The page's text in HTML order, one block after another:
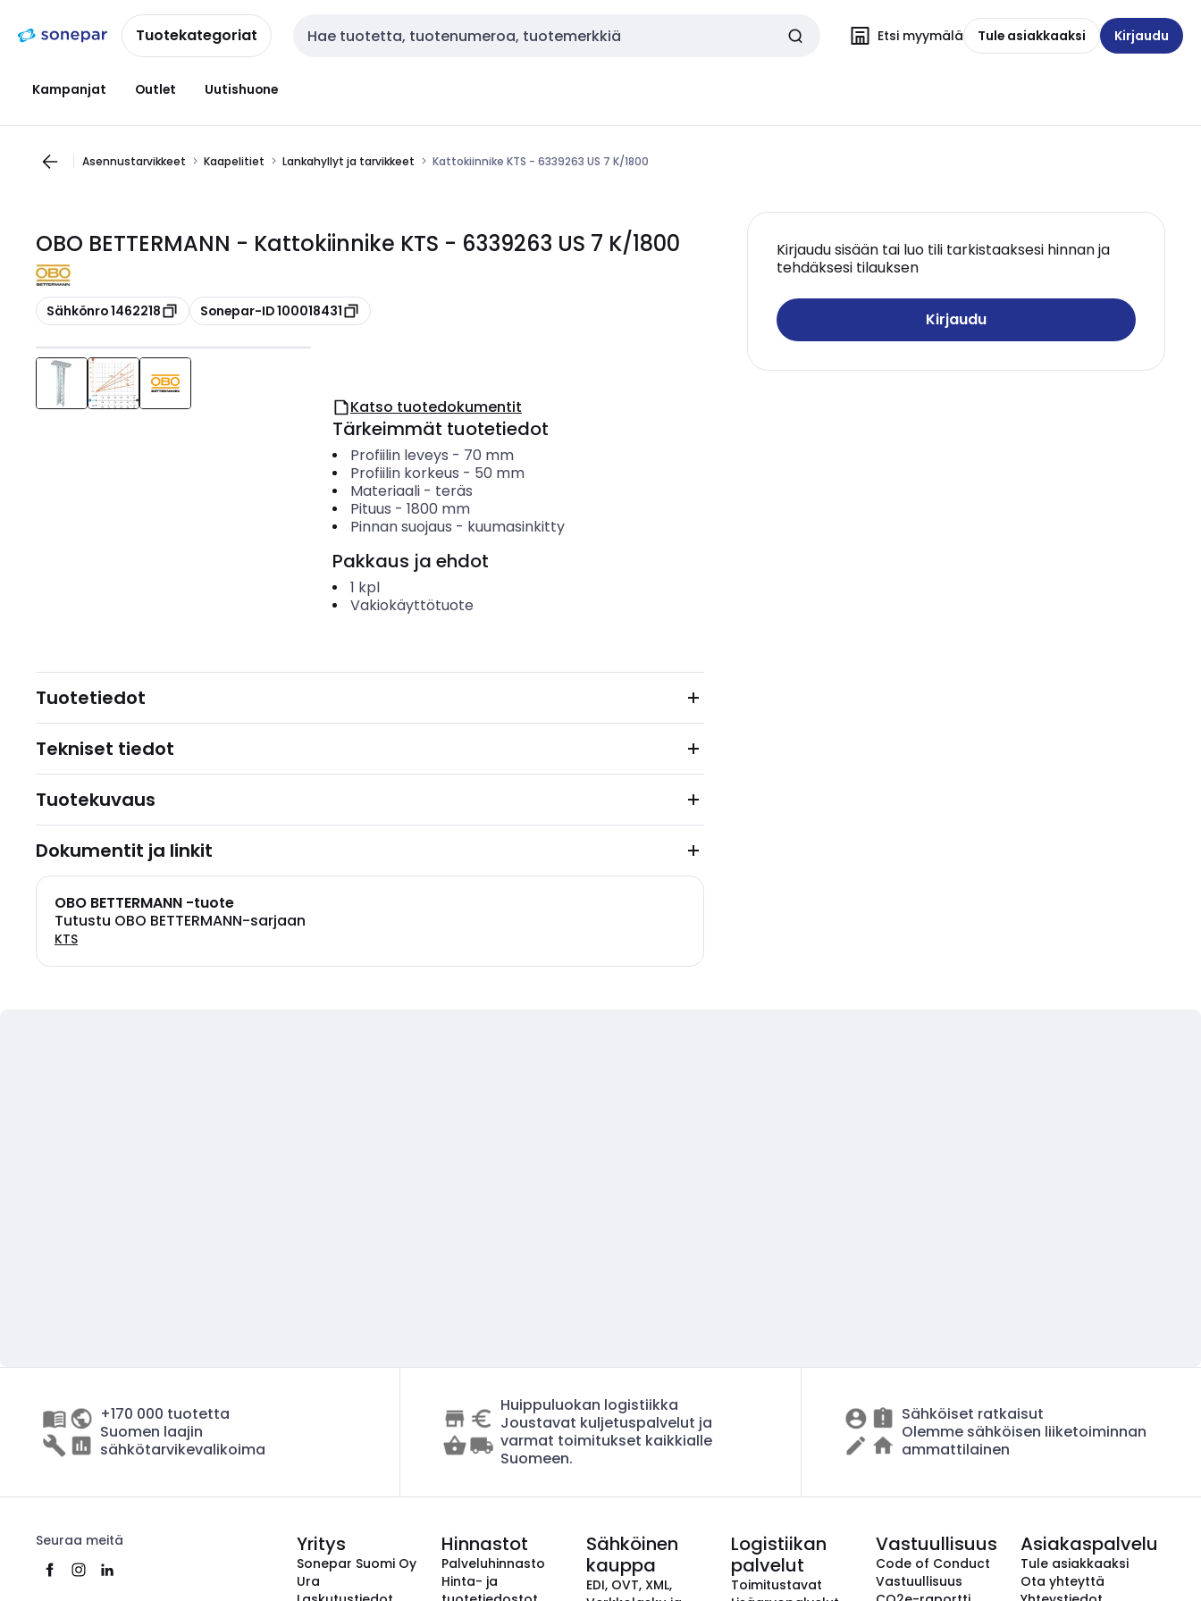
navigointiinsisältöönTuotekategoriat Haku Etsi myymälä Tule asiakkaaksi Kirjaudu
Kampanjat Outlet Uutishuone
Asennustarvikkeet Kaapelitiet Lankahyllyt ja tarvikkeet Kattokiinnike KTS - 6339263 US 7 K/1800
OBO BETTERMANN - Kattokiinnike KTS - 6339263 US 7 K/1800
Kopioi
Sähkönro 1462218 Kopioi
Sonepar-ID 100018431
Kirjaudu sisään tai luo tili tarkistaaksesi hinnan ja
tehdäksesi tilauksen
Kirjaudu
Katso tuotedokumentit
Tärkeimmät tuotetiedot
Profiilin leveys - 70 mm
Profiilin korkeus - 50 mm
Materiaali- teräs
Pituus - 1800 mm
Pinnan suojaus - kuumasinkitty
Pakkaus ja ehdot
1 kpl
Vakiokäyttötuote
Tuotetiedot
Tekniset tiedot
Tuotekuvaus
Dokumentit ja linkit
OBO BETTERMANN -tuote
Tutustu OBO BETTERMANN-sarjaan
KTS
+170 000 tuotetta
Suomen laajin
sähkötarvikevalikoima
Huippuluokan logistiikka
Joustavat kuljetuspalvelut ja
varmat toimitukset kaikkialle
Suomeen.
Sähköiset ratkaisut
Olemme sähköisen liiketoiminnan
ammattilainen
Seuraa meitä Yritys
Sonepar Suomi Oy
Ura
Hinnastot
Palveluhinnasto
Hinta- ja
Sähköinen
kauppa
EDI, OVT, XML,
Logistiikan
palvelut
Toimitustavat
Vastuullisuus
Code of Conduct
Vastuullisuus
Asiakaspalvelu
Tule asiakkaaksi
Ota yhteyttä